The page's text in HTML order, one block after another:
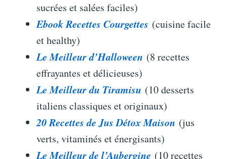
sucrées et salées faciles)
Ebook Recettes Courgettes (cuisine facile
et healthy)
Le Meilleur d’Halloween (8 recettes
effrayantes et délicieuses)
Le Meilleur du Tiramisu (10 desserts
italiens classiques et originaux)
20 Recettes de Jus Détox Maison (jus
verts, vitaminés et énergisants)
Le Meilleur de l’Aubergine (10 recettes